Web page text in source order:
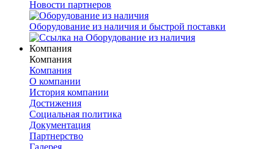
Новости партнеров
Оборудование из наличия и быстрой поставки
Компания
Компания
Компания
О компании
История компании
Достижения
Социальная политика
Документация
Партнерство
Галерея